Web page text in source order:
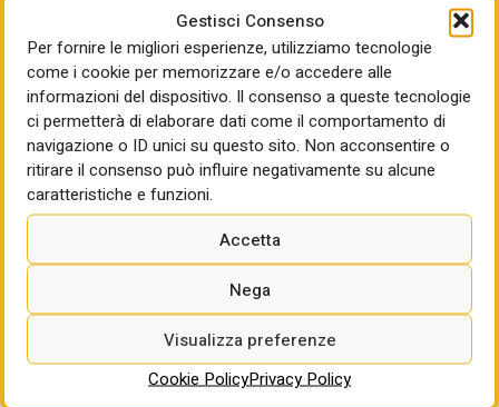
Gestisci Consenso
Per fornire le migliori esperienze, utilizziamo tecnologie
come i cookie per memorizzare e/o accedere alle
informazioni del dispositivo. Il consenso a queste tecnologie
ci permetterà di elaborare dati come il comportamento di
navigazione o ID unici su questo sito. Non acconsentire o
ritirare il consenso può influire negativamente su alcune
caratteristiche e funzioni.
Accetta
Nega
Visualizza preferenze
Cookie PolicyPrivacy Policy
La durata dell’accordo quadro è di 36 mesi con possibilità
di proroga di ulteriori 12 mesi.
Termine per la partecipazione: 20/11/2025 ore 12:00
Per approfondire:
https://start.toscana.it/tendering/tenders/041753-